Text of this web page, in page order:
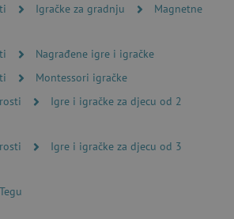
Igračke za gradnju
Magnetne
Nagrađene igre i igračke
Montessori igračke
Igre i igračke za djecu od 2
Igre i igračke za djecu od 3
Tegu
Funkcionalnost
internetske stranice, kao što su
stranicu ne možete
upotrebljavati bez nužno
Domena